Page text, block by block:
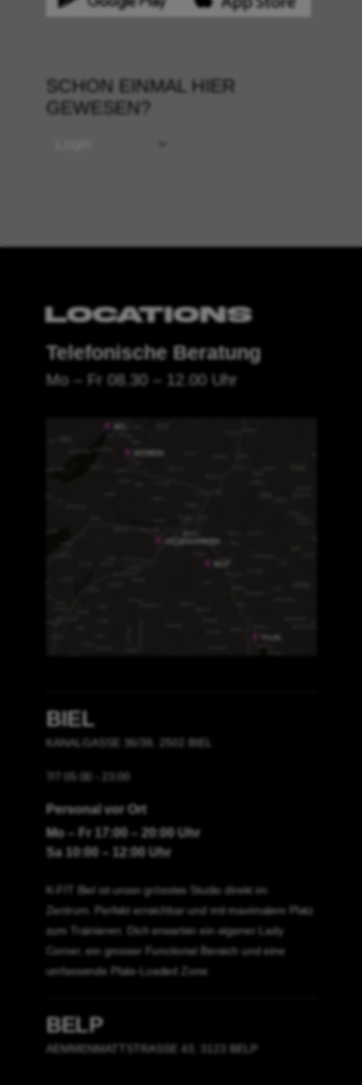
SCHON EINMAL HIER
GEWESEN?
LOCATIONS
Telefonische Beratung
Mo – Fr 08.30 – 12.00 Uhr
BIEL
KANALGASSE 36/38, 2502 BIEL
Personal vor Ort
Mo – Fr 17:00 – 20:00 Uhr
Sa 10:00 – 12:00 Uhr
K-FIT Biel ist unser grösstes Studio direkt im
Zentrum. Perfekt erreichbar und mit maximalem Platz
zum Trainieren. Dich erwarten ein eigener Lady
Corner, ein grosser Functional Bereich und eine
umfassende Plate-Loaded Zone.
BELP
AEMMENMATTSTRASSE 43, 3123 BELP